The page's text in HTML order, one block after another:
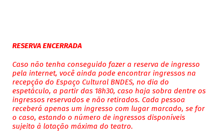
RESERVA ENCERRADA
Caso não tenha conseguido fazer a reserva de ingresso
pela internet, você ainda pode encontrar ingressos na
recepção do Espaço Cultural BNDES, no dia do
espetáculo, a partir das 18h30, caso haja sobra dentre os
ingressos reservados e não retirados. Cada pessoa
receberá apenas um ingresso com lugar marcado, se for
o caso, estando o número de ingressos disponíveis
sujeito à lotação máxima do teatro.